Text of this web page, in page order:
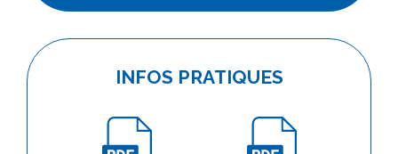
INFOS PRATIQUES